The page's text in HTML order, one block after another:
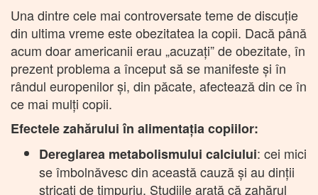
Una dintre cele mai controversate teme de discuţie
din ultima vreme este obezitatea la copii. Dacă până
acum doar americanii erau „acuzaţi” de obezitate, în
prezent problema a început să se manifeste și în
rândul europenilor și, din păcate, afectează din ce în
ce mai mulți copii.
Efectele zahărului în alimentația copiilor:
Dereglarea metabolismului calciului: cei mici
se îmbolnăvesc din această cauză și au dinții
stricați de timpuriu. Studiile arată că zahărul